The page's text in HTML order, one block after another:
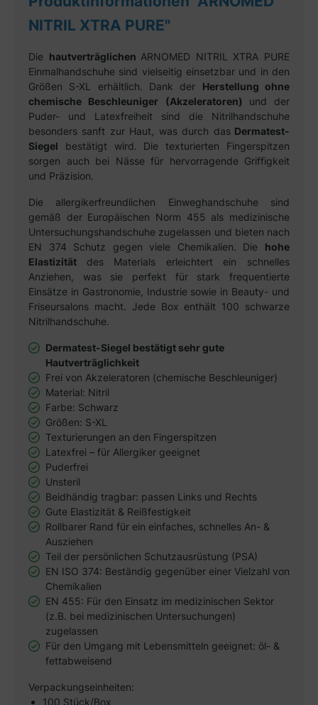
NITRIL XTRA PURE"
Die hautverträglichen ARNOMED NITRIL XTRA PURE
Einmalhandschuhe sind vielseitig einsetzbar und in den
Größen S-XL erhältlich. Dank der Herstellung ohne
chemische Beschleuniger (Akzeleratoren) und der
Puder- und Latexfreiheit sind die Nitrilhandschuhe
besonders sanft zur Haut, was durch dasDermatest-
Siegel bestätigt wird. Die texturierten Fingerspitzen
sorgen auch bei Nässe für hervorragende Griffigkeit
und Präzision.
Die allergikerfreundlichen Einweghandschuhe sind
gemäß der Europäischen Norm 455 als medizinische
Untersuchungshandschuhe zugelassen und bieten nach
EN 374 Schutz gegen viele Chemikalien. Die hohe
Elastizität des Materials erleichtert ein schnelles
Anziehen, was sie perfekt für stark frequentierte
Einsätze in Gastronomie, Industrie sowie in Beauty- und
Friseursalons macht. Jede Box enthält 100 schwarze
Nitrilhandschuhe.
Dermatest-Siegel bestätigt sehr gute
Hautverträglichkeit
Frei von Akzeleratoren (chemische Beschleuniger)
Material: Nitril
Farbe: Schwarz
Größen: S-XL
Texturierungen an den Fingerspitzen
Latexfrei – für Allergiker geeignet
Puderfrei
Unsteril
Beidhändig tragbar: passen Links und Rechts
Gute Elastizität & Reißfestigkeit
Rollbarer Rand für ein einfaches, schnelles An- &
Ausziehen
Teil der persönlichen Schutzausrüstung (PSA)
EN ISO 374: Beständig gegenüber einer Vielzahl von
Chemikalien
EN 455: Für den Einsatz im medizinischen Sektor
(z.B. bei medizinischen Untersuchungen)
zugelassen
Für den Umgang mit Lebensmitteln geeignet: öl- &
fettabweisend
Verpackungseinheiten:
100 Stück/Box